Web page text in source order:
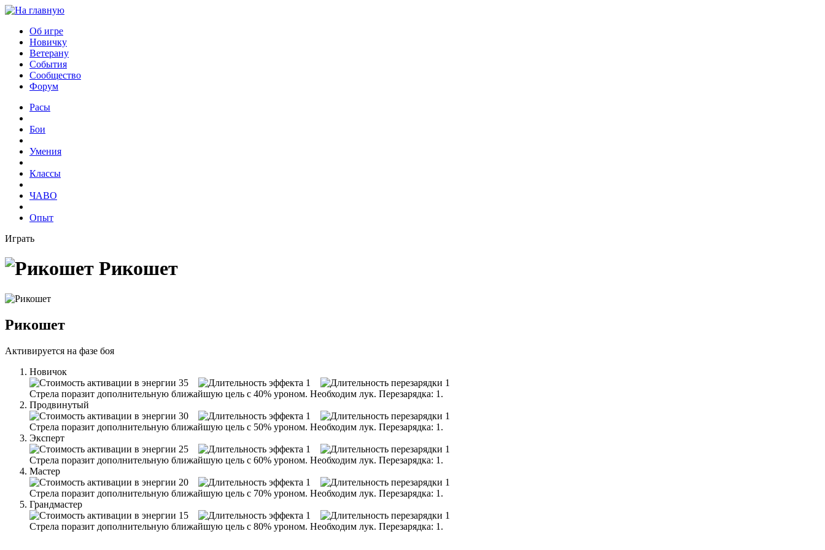
Об игре
Новичку
Ветерану
События
Сообщество
Форум
Расы
Бои
Умения
Классы
ЧАВО
Опыт
Играть
Рикошет
Рикошет
Активируется на фазе боя
Новичок
35
1
1
Cтрела поразит дополнительную ближайшую цель с 40% уроном. Необходим лук. Перезарядка: 1.
Продвинутый
30
1
1
Cтрела поразит дополнительную ближайшую цель с 50% уроном. Необходим лук. Перезарядка: 1.
Эксперт
25
1
1
Cтрела поразит дополнительную ближайшую цель с 60% уроном. Необходим лук. Перезарядка: 1.
Мастер
20
1
1
Cтрела поразит дополнительную ближайшую цель с 70% уроном. Необходим лук. Перезарядка: 1.
Грандмастер
15
1
1
Cтрела поразит дополнительную ближайшую цель с 80% уроном. Необходим лук. Перезарядка: 1.